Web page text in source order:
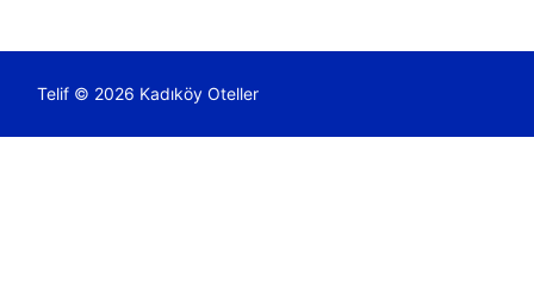
Telif © 2026 Kadıköy Oteller